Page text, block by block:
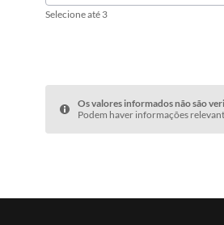
Selecione até 3
Os valores informados não são
Podem haver informações